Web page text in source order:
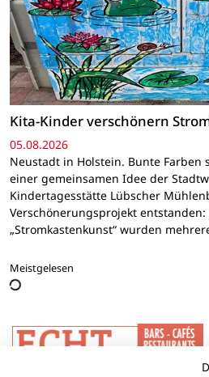
Kita-Kinder verschönern
05.08.2026
Neustadt in Holstein. Bunte Farben
einer gemeinsamen Idee der
Kindertagesstätte Lübscher
Verschönerungsprojekt
„Stromkastenkunst“ wurden
Meistgelesen